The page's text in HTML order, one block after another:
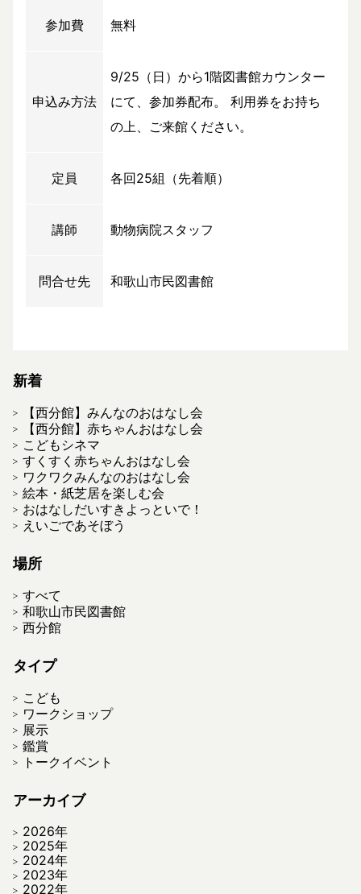
参加費 無料
申込み方法
9/25（日）から1階図書館カウンター
にて、参加券配布。 利用券をお持ち
の上、ご来館ください。
定員 各回25組（先着順）
講師 動物病院スタッフ
問合せ先 和歌山市民図書館
新着
【西分館】みんなのおはなし会
【西分館】赤ちゃんおはなし会
こどもシネマ
すくすく赤ちゃんおはなし会
ワクワクみんなのおはなし会
絵本・紙芝居を楽しむ会
おはなしだいすきよっといで！
えいごであそぼう
場所
すべて
和歌山市民図書館
西分館
タイプ
こども
ワークショップ
展示
鑑賞
トークイベント
アーカイブ
2026年
2025年
2024年
2023年
2022年